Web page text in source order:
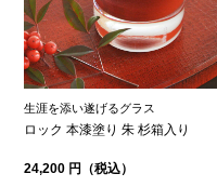
生涯を添い遂げるグラス
ロック 本漆塗り 朱 杉箱入り
24,200 円（税込）